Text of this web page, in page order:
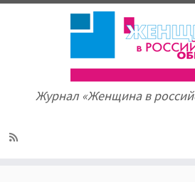
Журнал «Женщина в